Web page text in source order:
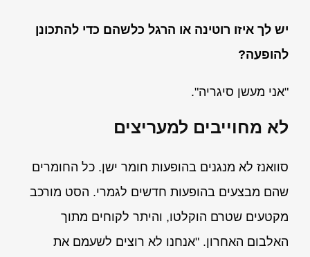
יש לך איזו רוטינה או הרגל כלשהם כדי להתכונן
להופעה?
"אני מעשן סיגריה".
לא מחוייבים למעריצים
סוואנז לא מנגנים בהופעות חומר ישן. כל החומרים
שהם מבצעים בהופעות חדשים לגמרי. הסט מורכב
מקטעים שטרם הוקלטו, והיתר לקוחים מתוך
האלבום האחרון. "אנחנו לא רוצים לשעמם את